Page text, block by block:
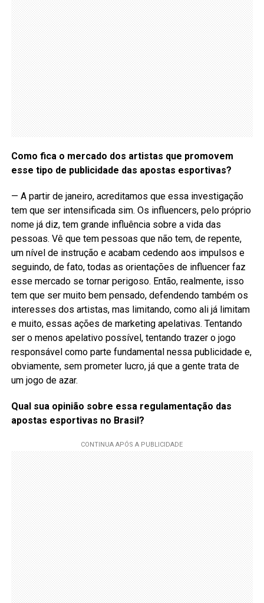
Como fica o mercado dos artistas que promovem
esse tipo de publicidade das apostas esportivas?
— A partir de janeiro, acreditamos que essa investigação
tem que ser intensificada sim. Os influencers, pelo próprio
nome já diz, tem grande influência sobre a vida das
pessoas. Vê que tem pessoas que não tem, de repente,
um nível de instrução e acabam cedendo aos impulsos e
seguindo, de fato, todas as orientações de influencer faz
esse mercado se tornar perigoso. Então, realmente, isso
tem que ser muito bem pensado, defendendo também os
interesses dos artistas, mas limitando, como ali já limitam
e muito, essas ações de marketing apelativas. Tentando
ser o menos apelativo possível, tentando trazer o jogo
responsável como parte fundamental nessa publicidade e,
obviamente, sem prometer lucro, já que a gente trata de
um jogo de azar.
Qual sua opinião sobre essa regulamentação das
apostas esportivas no Brasil?